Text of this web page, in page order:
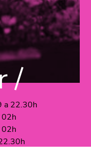
/
a 22.30h
02h